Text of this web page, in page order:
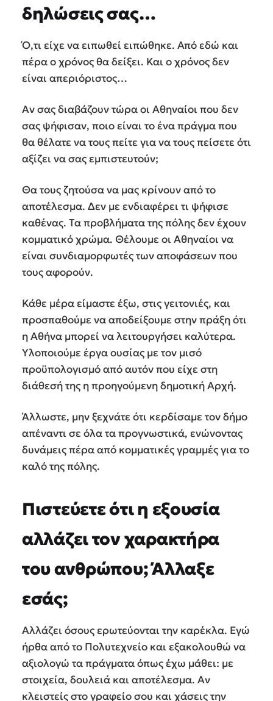
δηλώσεις σας…
Ό,τι είχε να ειπωθεί ειπώθηκε. Από εδώ και
πέρα ο χρόνος θα δείξει. Και ο χρόνος δεν
είναι απεριόριστος…
Αν σας διαβάζουν τώρα οι Αθηναίοι που δεν
σας ψήφισαν, ποιο είναι το ένα πράγμα που
θα θέλατε να τους πείτε για να τους πείσετε ότι
αξίζει να σας εμπιστευτούν;
Θα τους ζητούσα να μας κρίνουν από το
αποτέλεσμα. Δεν με ενδιαφέρει τι ψήφισε
καθένας. Τα προβλήματα της πόλης δεν έχουν
κομματικό χρώμα. Θέλουμε οι Αθηναίοι να
είναι συνδιαμορφωτές των αποφάσεων που
τους αφορούν.
Κάθε μέρα είμαστε έξω, στις γειτονιές, και
προσπαθούμε να αποδείξουμε στην πράξη ότι
η Αθήνα μπορεί να λειτουργήσει καλύτερα.
Υλοποιούμε έργα ουσίας με τον μισό
προϋπολογισμό από αυτόν που είχε στη
διάθεσή της η προηγούμενη δημοτική Αρχή.
Άλλωστε, μην ξεχνάτε ότι κερδίσαμε τον δήμο
απέναντι σε όλα τα προγνωστικά, ενώνοντας
δυνάμεις πέρα από κομματικές γραμμές για το
καλό της πόλης.
Πιστεύετε ότι η εξουσία
αλλάζει τον χαρακτήρα
του ανθρώπου; Άλλαξε
εσάς;
Αλλάζει όσους ερωτεύονται την καρέκλα. Εγώ
ήρθα από το Πολυτεχνείο και εξακολουθώ να
αξιολογώ τα πράγματα όπως έχω μάθει: με
στοιχεία, δουλειά και αποτέλεσμα. Αν
κλειστείς στο γραφείο σου και χάσεις την